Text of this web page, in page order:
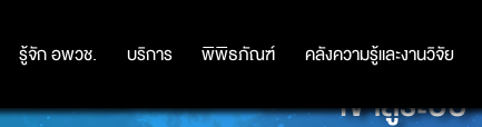
รู้จัก อพวช. บริการ พิพิธภัณฑ์ คลังความรู้และงานวิจัย
รู้จัก อพวช. บริการ พิพิธภัณฑ์ คลังความรู้และงานวิจัย
เข้าสู่ระบบ